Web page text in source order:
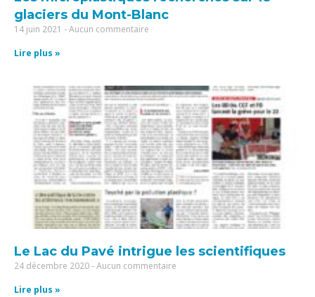
glaciers du Mont-Blanc
14 juin 2021
Aucun commentaire
Lire plus »
Le Lac du Pavé intrigue les scientifiques
24 décembre 2020 Aucun commentaire
Lire plus »